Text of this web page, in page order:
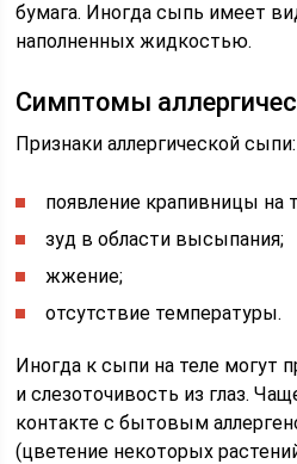
бумага. Иногда сыпь имеет
наполненных жидкостью.
Симптомы
Признаки аллергической сыпи:
появление крапивницы на
зуд в области высыпания;
жжение;
отсутствие температуры.
Иногда к сыпи на теле могут
и слезоточивость из глаз.
контакте с бытовым
(цветение некоторых